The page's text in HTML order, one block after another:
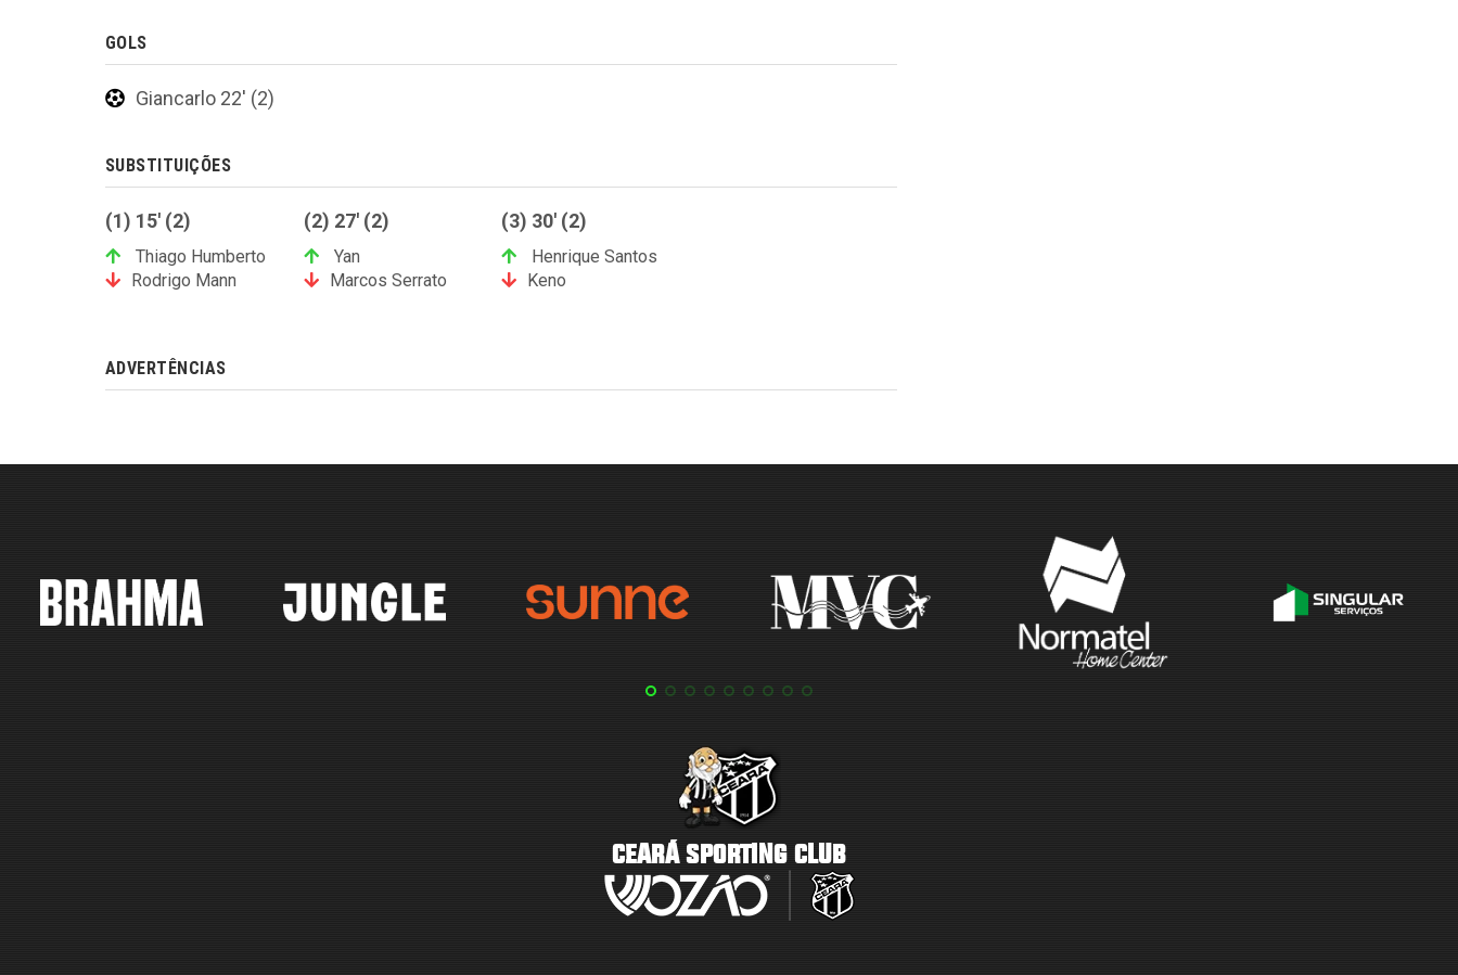
GOLS
Giancarlo 22' (2)
SUBSTITUIÇÕES
(1) 15' (2)
Thiago Humberto
Rodrigo Mann
(2) 27' (2)
Yan
Marcos Serrato
(3) 30' (2)
Henrique Santos
Keno
ADVERTÊNCIAS
CEARÁ SPORTING CLUB